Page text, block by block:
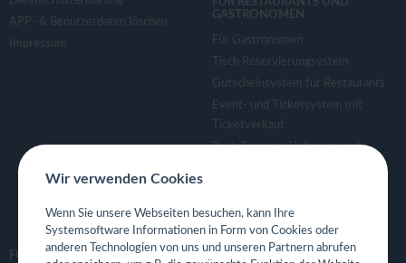
APP- & Benutzerdaten löschen
Impressum
GASTRONOMEN
Für Gastronomen
Tisch Reservierungsystem
Gutscheinsystem für Restaurants
Event- und Ticketsystem mit
Ticketverkauf
Bestellsystem Lieferung und
Eigene App für Restaurant
FOLGE UNS
Wir verwenden Cookies
Wenn Sie unsere Webseiten besuchen, kann Ihre
Systemsoftware Informationen in Form von Cookies oder
anderen Technologien von uns und unseren Partnern abrufen